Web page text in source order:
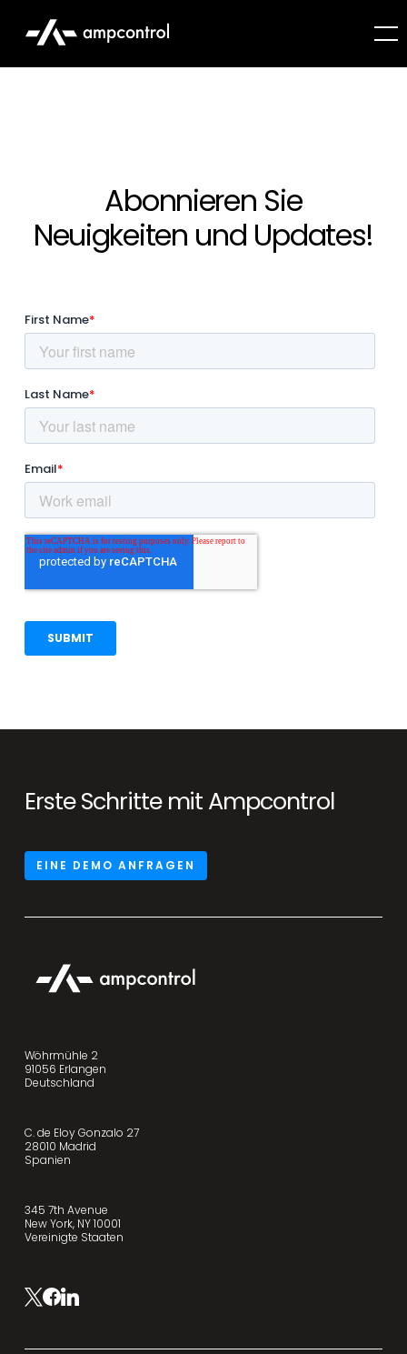
Abonnieren Sie
Neuigkeiten und Updates!
Erste Schritte mit Ampcontrol
EINE DEMO ANFRAGEN
Wöhrmühle 2
91056 Erlangen
Deutschland
C. de Eloy Gonzalo 27
28010 Madrid
Spanien
345 7th Avenue
New York, NY 10001
Vereinigte Staaten